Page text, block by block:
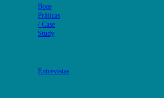
Boas
Práticas
/ Case
Study
Entrevistas